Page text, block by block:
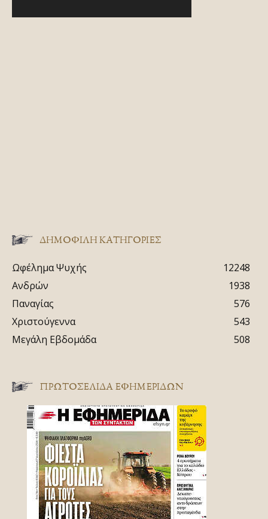
ΔΗΜΟΦΙΛΗ ΚΑΤΗΓΟΡΙΕΣ
Ωφέλημα Ψυχής
12248
Ανδρών
1938
Παναγίας
576
Χριστούγεννα
543
Μεγάλη Εβδομάδα
508
ΠΡΩΤΟΣΈΛΙΔΑ ΕΦΗΜΕΡΊΔΩΝ